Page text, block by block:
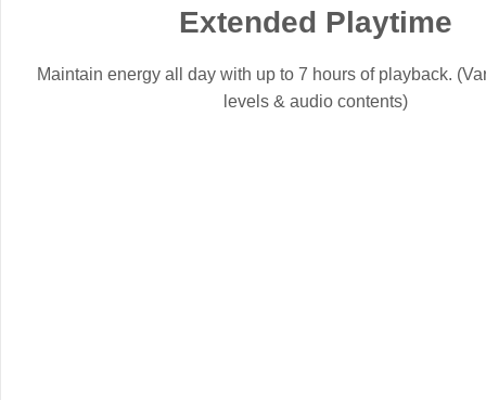
Extended Playtime
Maintain energy all day with up to 7 hours of playback.
levels & audio contents)